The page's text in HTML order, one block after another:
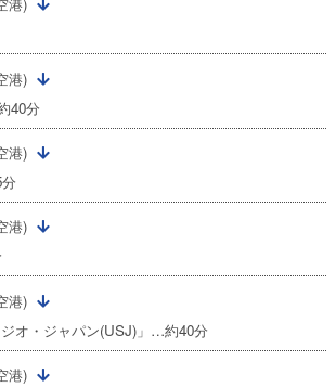
港)
港)
40分
港)
港)
港)
ジオ・ジャパン(USJ)」…約40分
港)